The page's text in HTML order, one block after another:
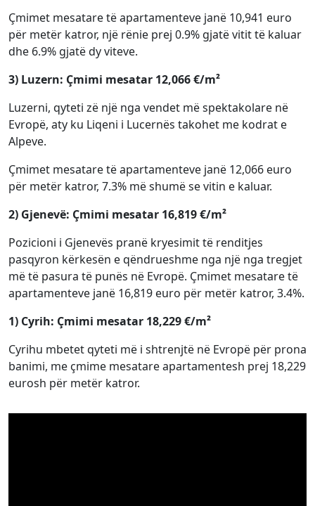
Çmimet mesatare të apartamenteve janë 10,941 euro
për metër katror, një rënie prej 0.9% gjatë vitit të kaluar
dhe 6.9% gjatë dy viteve.
3) Luzern: Çmimi mesatar 12,066 €/m²
Luzerni, qyteti zë një nga vendet më spektakolare në
Evropë, aty ku Liqeni i Lucernës takohet me kodrat e
Alpeve.
Çmimet mesatare të apartamenteve janë 12,066 euro
për metër katror, 7.3% më shumë se vitin e kaluar.
2) Gjenevë: Çmimi mesatar 16,819 €/m²
Pozicioni i Gjenevës pranë kryesimit të renditjes
pasqyron kërkesën e qëndrueshme nga një nga tregjet
më të pasura të punës në Evropë. Çmimet mesatare të
apartamenteve janë 16,819 euro për metër katror, 3.4%.
1) Cyrih: Çmimi mesatar 18,229 €/m²
Cyrihu mbetet qyteti më i shtrenjtë në Evropë për prona
banimi, me çmime mesatare apartamentesh prej 18,229
eurosh për metër katror.